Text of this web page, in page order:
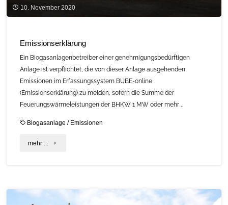
10. November 2020
Emissionserklärung
Ein Biogasanlagenbetreiber einer genehmigungsbedürftigen
Anlage ist verpflichtet, die von dieser Anlage ausgehenden
Emissionen im Erfassungssystem BUBE-online
(Emissionserklärung) zu melden, sofern die Summe der
Feuerungswärmeleistungen der BHKW 1 MW oder mehr …
Biogasanlage / Emissionen
mehr ... "Emissionserklärung"